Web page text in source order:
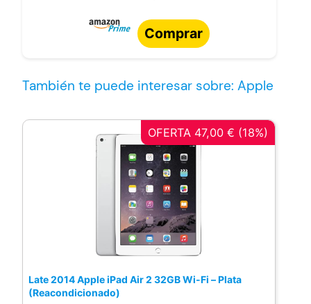
Comprar
También te puede interesar sobre: Apple
OFERTA 47,00 € (18%)
Late 2014 Apple iPad Air 2 32GB Wi-Fi – Plata
(Reacondicionado)